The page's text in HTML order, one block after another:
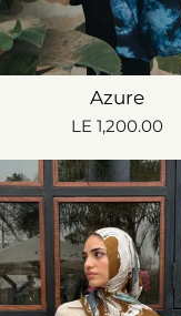
Azure
LE 1,200.00